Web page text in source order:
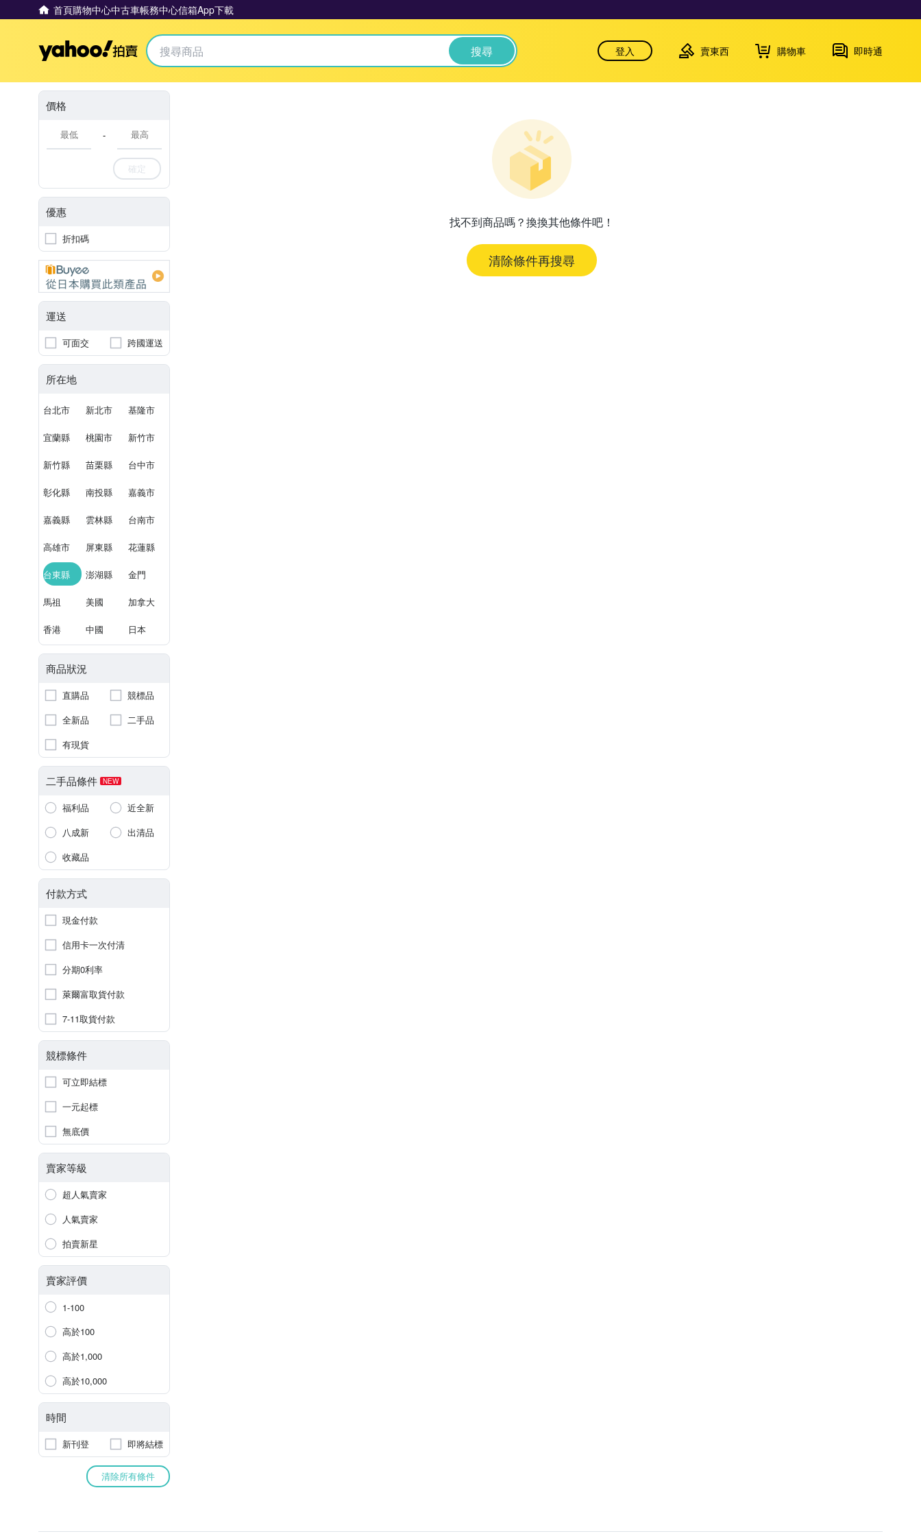
首頁購物中心中古車帳務中心信箱App下載
Yahoo拍賣 搜尋 登入 賣東西 購物車 即時通
價格
-
確定
優惠
折扣碼
運送
可面交 跨國運送
所在地
台北市 新北市 基隆市
宜蘭縣 桃園市 新竹市
新竹縣 苗栗縣 台中市
彰化縣 南投縣 嘉義市
嘉義縣 雲林縣 台南市
高雄市 屏東縣 花蓮縣
台東縣 澎湖縣 金門
馬祖 美國 加拿大
香港 中國 日本
商品狀況
直購品
競標品
全新品
二手品
有現貨
二手品條件 NEW
福利品
近全新
八成新
出清品
收藏品
付款方式
現金付款
信用卡一次付清
分期0利率
萊爾富取貨付款
7-11取貨付款
競標條件
可立即結標
一元起標
無底價
賣家等級
超人氣賣家
人氣賣家
拍賣新星
賣家評價
1-100
高於100
高於1,000
高於10,000
時間
新刊登 即將結標
清除所有條件
找不到商品嗎？換換其他條件吧！
清除條件再搜尋